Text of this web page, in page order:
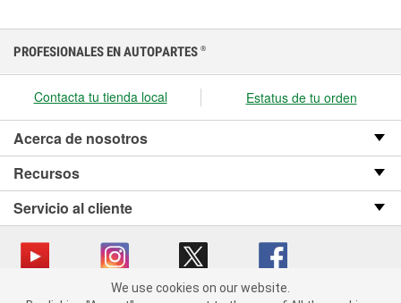
We use cookies on our website. By clicking "Accept", you consent
PROFESIONALES EN AUTOPARTES ®
Contacta tu tienda local Estatus de tu orden
Acerca de nosotros
Recursos
Servicio al cliente
We use cookies on our website.